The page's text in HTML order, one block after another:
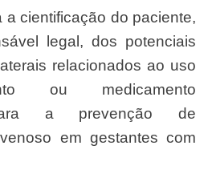
legal, dos potenciais
relacionados ao uso
ou medicamento
a prevenção de
em gestantes com